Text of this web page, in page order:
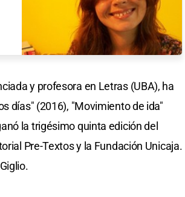
y profesora en Letras (UBA), ha
días" (2016), "Movimiento de ida"
la trigésimo quinta edición del
Pre-Textos y la Fundación Unicaja.